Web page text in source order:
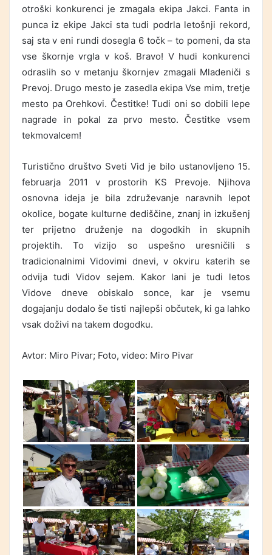
otroški konkurenci je zmagala ekipa Jakci. Fanta in
punca iz ekipe Jakci sta tudi podrla letošnji rekord,
saj sta v eni rundi dosegla 6 točk – to pomeni, da sta
vse škornje vrgla v koš. Bravo! V hudi konkurenci
odraslih so v metanju škornjev zmagali Mladeniči s
Prevoj. Drugo mesto je zasedla ekipa Vse mim, tretje
mesto pa Orehkovi. Čestitke! Tudi oni so dobili lepe
nagrade in pokal za prvo mesto. Čestitke vsem
tekmovalcem!
Turistično društvo Sveti Vid je bilo ustanovljeno 15.
februarja 2011 v prostorih KS Prevoje. Njihova
osnovna ideja je bila združevanje naravnih lepot
okolice, bogate kulturne dediščine, znanj in izkušenj
ter prijetno druženje na dogodkih in skupnih
projektih. To vizijo so uspešno uresničili s
tradicionalnimi Vidovimi dnevi, v okviru katerih se
odvija tudi Vidov sejem. Kakor lani je tudi letos
Vidove dneve obiskalo sonce, kar je vsemu
dogajanju dodalo še tisti najlepši občutek, ki ga lahko
vsak doživi na takem dogodku.
Avtor: Miro Pivar; Foto, video: Miro Pivar